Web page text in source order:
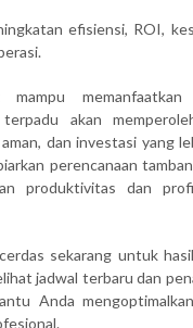
efisiensi, ROI,
mampu
akan
dan investasi yang
perencanaan
produktivitas dan
sekarang untuk hasil
jadwal terbaru dan
Anda